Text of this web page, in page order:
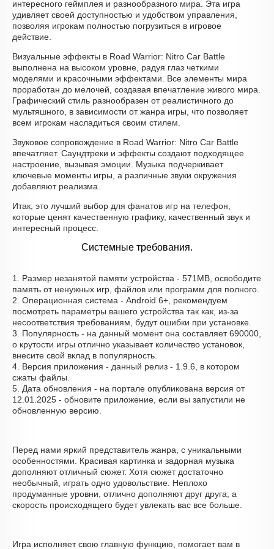
интересного геймплея и разнообразного мира. Эта игра
удивляет своей доступностью и удобством управления,
позволяя игрокам полностью погрузиться в игровое
действие.
Визуальные эффекты в Road Warrior: Nitro Car Battle
выполнена на высоком уровне, радуя глаз четкими
моделями и красочными эффектами. Все элементы мира
проработан до мелочей, создавая впечатление живого мира.
Графический стиль разнообразен от реалистичного до
мультяшного, в зависимости от жанра игры, что позволяет
всем игрокам насладиться своим стилем.
Звуковое сопровождение в Road Warrior: Nitro Car Battle
впечатляет. Саундтреки и эффекты создают подходящее
настроение, вызывая эмоции. Музыка подчеркивает
ключевые моменты игры, а различные звуки окружения
добавляют реализма.
Итак, это лучший выбор для фанатов игр на телефон,
которые ценят качественную графику, качественный звук и
интересный процесс.
Системные требования.
1. Размер незанятой памяти устройства - 571MB, освободите
память от ненужных игр, файлов или программ для полного.
2. Операционная система - Android 6+, рекомендуем
посмотреть параметры вашего устройства так как, из-за
несоответствия требованиям, будут ошибки при установке.
3. Популярность - на данный момент она составляет 690000,
о крутости игры отлично указывает количество установок,
внесите свой вклад в популярность.
4. Версия приложения - данный релиз - 1.9.6, в котором
сжаты файлы.
5. Дата обновления - на портале опубликована версия от
12.01.2025 - обновите приложение, если вы запустили не
обновленную версию.
Перед нами яркий представитель жанра, с уникальными
особенностями. Красивая картинка и задорная музыка
дополняют отличный сюжет. Хотя сюжет достаточно
необычный, играть одно удовольствие. Неплохо
продуманные уровни, отлично дополняют друг друга, а
скорость происходящего будет увлекать вас все больше.
Игра исполняет свою главную функцию, помогает вам в